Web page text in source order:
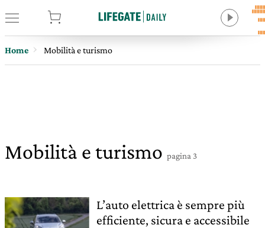
Home Mobilità e turismo
Mobilità e turismo pagina 3
L’auto elettrica è sempre più
efficiente, sicura e accessibile